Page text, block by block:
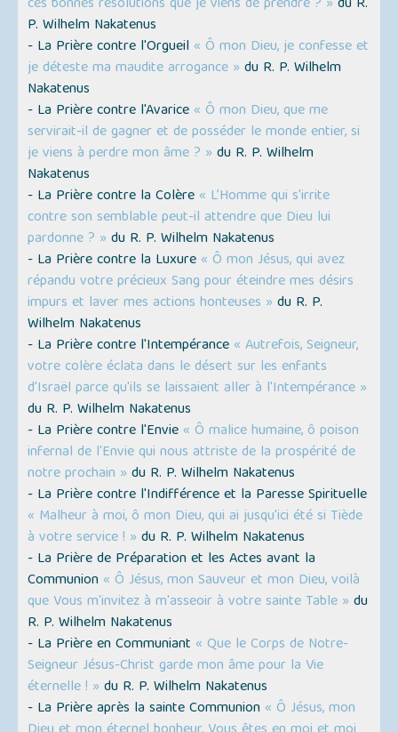
P. Wilhelm Nakatenus
- La Prière contre l'Orgueil « Ô mon Dieu, je confesse et
je déteste ma maudite arrogance » du R. P. Wilhelm
Nakatenus
- La Prière contre l'Avarice « Ô mon Dieu, que me
servirait-il de gagner et de posséder le monde entier, si
je viens à perdre mon âme ? » du R. P. Wilhelm
Nakatenus
- La Prière contre la Colère « L’Homme qui s'irrite
contre son semblable peut-il attendre que Dieu lui
pardonne ? » du R. P. Wilhelm Nakatenus
- La Prière contre la Luxure « Ô mon Jésus, qui avez
répandu votre précieux Sang pour éteindre mes désirs
impurs et laver mes actions honteuses » du R. P.
Wilhelm Nakatenus
- La Prière contre l'Intempérance « Autrefois, Seigneur,
votre colère éclata dans le désert sur les enfants
d'Israël parce qu'ils se laissaient aller à l'Intempérance »
du R. P. Wilhelm Nakatenus
- La Prière contre l'Envie « Ô malice humaine, ô poison
infernal de l'Envie qui nous attriste de la prospérité de
notre prochain » du R. P. Wilhelm Nakatenus
- La Prière contre l'Indifférence et la Paresse Spirituelle
« Malheur à moi, ô mon Dieu, qui ai jusqu'ici été si Tiède
à votre service ! » du R. P. Wilhelm Nakatenus
- La Prière de Préparation et les Actes avant la
Communion « Ô Jésus, mon Sauveur et mon Dieu, voilà
que Vous m'invitez à m'asseoir à votre sainte Table » du
R. P. Wilhelm Nakatenus
- La Prière en Communiant « Que le Corps de Notre-
Seigneur Jésus-Christ garde mon âme pour la Vie
éternelle ! » du R. P. Wilhelm Nakatenus
- La Prière après la sainte Communion « Ô Jésus, mon